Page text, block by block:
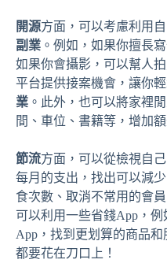
開源方面，可以考慮利用
副業 。例如，如果你擅長
如果你會攝影，可以幫人
平台提供接案機會，讓你
業 。此外，也可以將家裡
間、車位、書籍等，增加額
節流方面，可以從檢視自
每月的支出，找出可以減
食次數、取消不常用的會
可以利用一些省錢App，
App，找到更划算的商品
都要花在刀口上！